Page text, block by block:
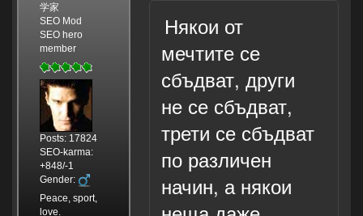
学家
SEO Mod
SEO hero
member
Posts: 17824
SEO-karma:
+848/-1
Gender:
Peace, sport,
love.
Някои от
мечтите се
сбъдват, други
не се сбъдват,
трети се сбъдват
по различен
начин, а някои